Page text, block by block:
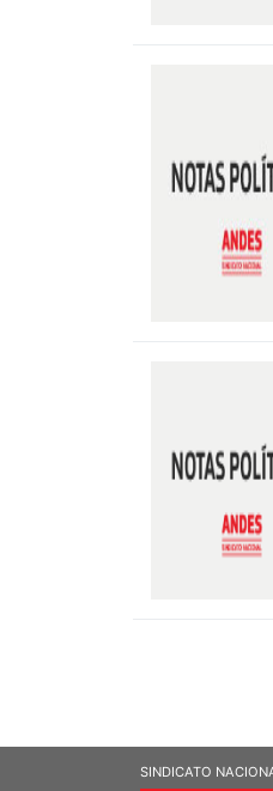
SINDICATO